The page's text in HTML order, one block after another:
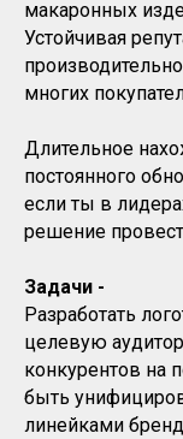
макаронных
Устойчивая
многих
Длительное
постоянного
если ты в
решение
Задачи -
Разработать
целевую
конкурентов на
быть
линейками